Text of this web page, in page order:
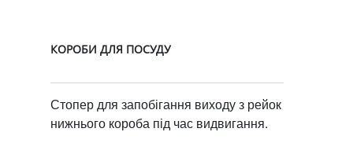
КОРОБИ ДЛЯ ПОСУДУ
Стопер для запобігання виходу з рейок
нижнього короба під час видвигання.